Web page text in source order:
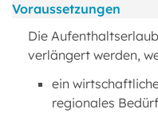
Voraussetzungen
Die
verlängert werden,
ein
regionales